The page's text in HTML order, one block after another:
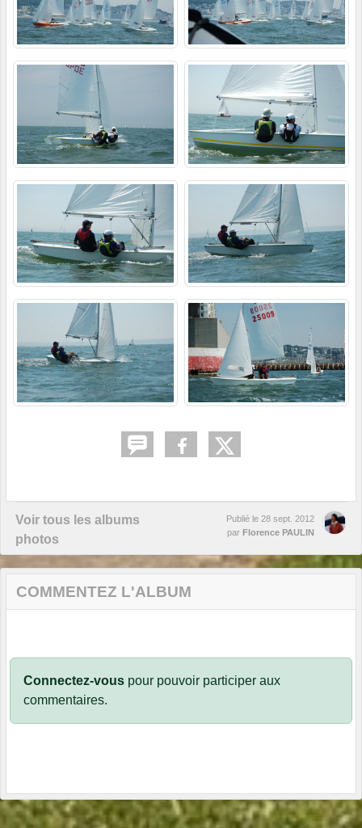
Voir tous les albums
photos
Publié le 28 sept. 2012
par Florence PAULIN
COMMENTEZ L'ALBUM
Connectez-vous pour pouvoir participer aux
commentaires.